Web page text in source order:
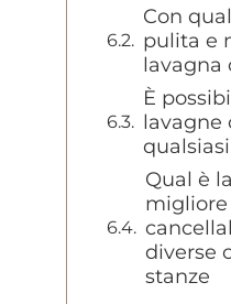
Con
pulita e
lavagna
È
lavagne
Qual è
migliore
diverse
stanze